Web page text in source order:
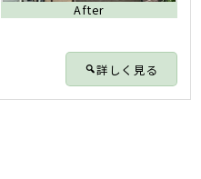
After
詳しく見る